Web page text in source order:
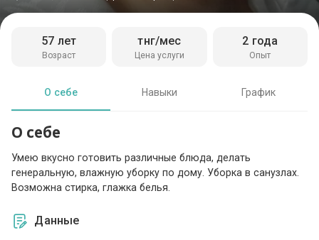
Возраст
57 лет
Цена услуги
тнг/мес
Опыт
2 года
О себе Навыки График
О себе
Умею вкусно готовить различные блюда, делать
генеральную, влажную уборку по дому. Уборка в санузлах.
Возможна стирка, глажка белья.
Данные